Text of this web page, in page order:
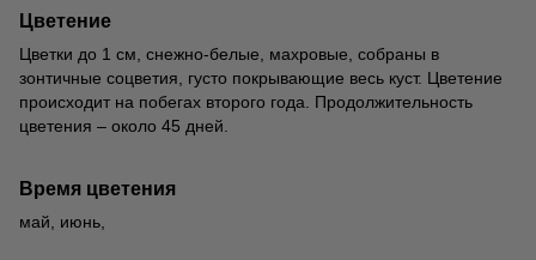
Цветение
Цветки до 1 см, снежно-белые, махровые, собраны в
зонтичные соцветия, густо покрывающие весь куст. Цветение
происходит на побегах второго года. Продолжительность
цветения – около 45 дней.
Время цветения
май, июнь,